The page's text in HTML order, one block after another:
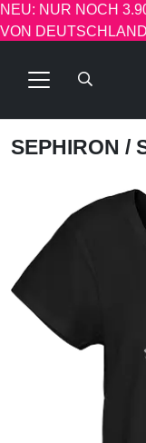
NEU: NUR NOCH
VON DEUTSCHLAND
SEPHIRON /